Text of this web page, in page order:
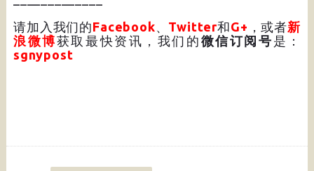
请加入我们的Facebook Twitter和G+ ，或者新
浪微博获取最快资讯，我们的 微信订阅号 是：
sgnypost